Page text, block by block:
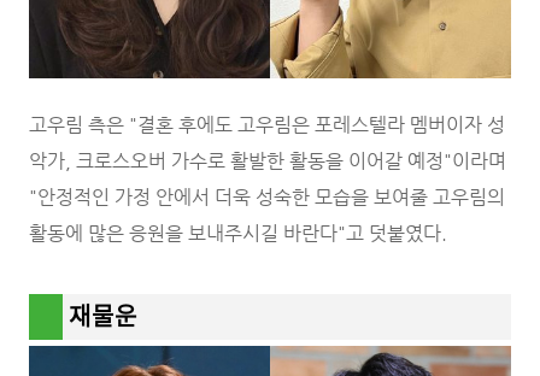
고우림 측은 "결혼 후에도 고우림은 포레스텔라 멤버이자 성
악가, 크로스오버 가수로 활발한 활동을 이어갈 예정"이라며
"안정적인 가정 안에서 더욱 성숙한 모습을 보여줄 고우림의
활동에 많은 응원을 보내주시길 바란다"고 덧붙였다.
재물운